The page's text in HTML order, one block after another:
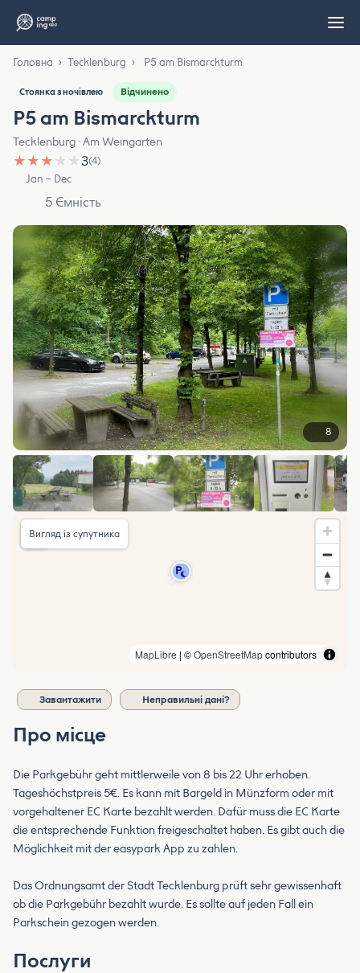
Головна › Tecklenburg › P5 am Bismarckturm
Стоянка з ночівлею Відчинено
P5 am Bismarckturm
Tecklenburg · Am Weingarten
★ ★ ★ ★ ★3(4)
Jan – Dec
5 Ємність
8
MapLibre | ©OpenStreetMapcontributors
Вигляд із супутника
Завантажити Неправильні дані?
Про місце
Die Parkgebühr geht mittlerweile von 8 bis 22 Uhr erhoben.
Tageshöchstpreis 5€. Es kann mit Bargeld in Münzform oder mit
vorgehaltener EC Karte bezahlt werden. Dafür muss die EC Karte
die entsprechende Funktion freigeschaltet haben. Es gibt auch die
Möglichkeit mit der easypark App zu zahlen.
Das Ordnungsamt der Stadt Tecklenburg prüft sehr gewissenhaft
ob die Parkgebühr bezahlt wurde. Es sollte auf jeden Fall ein
Parkschein gezogen werden.
Послуги